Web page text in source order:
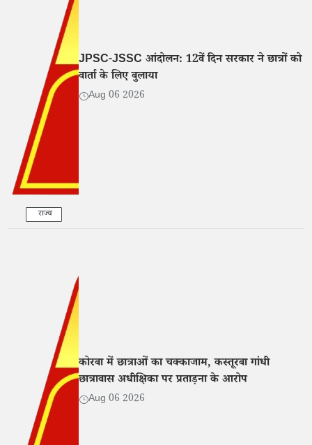
राज्य
JPSC-JSSC आंदोलन: 12वें दिन सरकार ने छात्रों को
वार्ता के लिए बुलाया
Aug 06 2026
कोरबा में छात्राओं का चक्काजाम, कस्तूरबा गांधी
छात्रावास अधीक्षिका पर प्रताड़ना के आरोप
Aug 06 2026